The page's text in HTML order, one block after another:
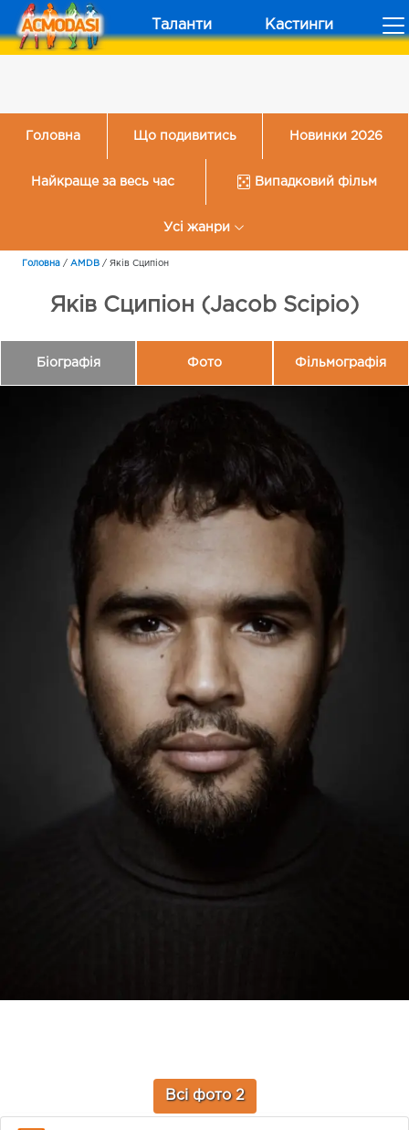
Таланти Кастинги
Головна Що подивитись Новинки 2026
Найкраще за весь час Випадковий фільм
Усі жанри
Головна / AMDB / Яків Сципіон
Яків Сципіон (Jacob Scipio)
Біографія Фото Фільмографія
Всі фото 2